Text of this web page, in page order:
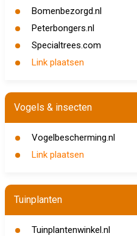
Bomenbezorgd.nl
Peterbongers.nl
Specialtrees.com
Link plaatsen
Vogels & insecten
Vogelbescherming.nl
Link plaatsen
Tuinplanten
Tuinplantenwinkel.nl